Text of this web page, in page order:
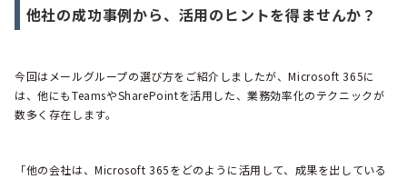
他社の成功事例から、活用のヒントを得ませんか？
今回はメールグループの選び方をご紹介しましたが、Microsoft 365に
は、他にもTeamsやSharePointを活用した、業務効率化のテクニックが
数多く存在します。
「他の会社は、Microsoft 365をどのように活用して、成果を出している